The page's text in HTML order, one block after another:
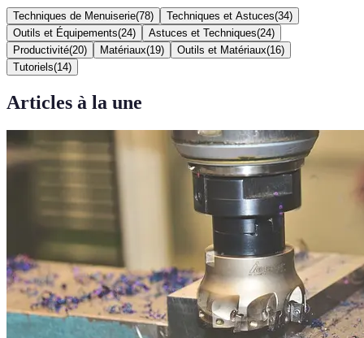
Techniques de Menuiserie(78) Techniques et Astuces(34)
Outils et Équipements(24) Astuces et Techniques(24)
Productivité(20) Matériaux(19) Outils et Matériaux(16)
Tutoriels(14)
Articles à la une